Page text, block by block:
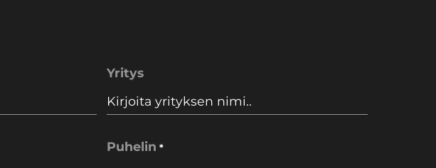
Yritys
Puhelin *